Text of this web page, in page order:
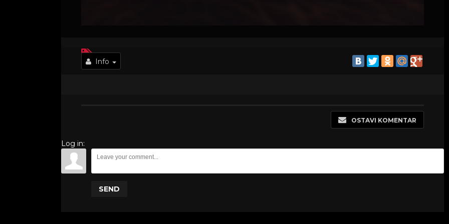
Info
OSTAVI KOMENTAR
Log in:
SEND